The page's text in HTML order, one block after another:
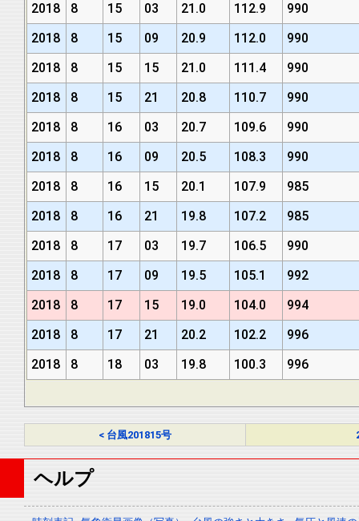
2018
8 15 03 21.0 112.9
990
2018
8 15 09 20.9 112.0
990
2018
8 15 15 21.0 111.4
990
2018
8 15 21 20.8 110.7
990
2018
8 16 03 20.7 109.6
990
2018
8 16 09 20.5 108.3
990
2018
8 16 15 20.1 107.9
985
2018
8 16 21 19.8 107.2
985
2018
8 17 03 19.7 106.5
990
2018
8 17 09 19.5 105.1
992
2018
8 17 15 19.0 104.0
994
2018
8 17 21 20.2 102.2
996
2018
8 18 03 19.8 100.3 996
< 台風201815号
ヘルプ